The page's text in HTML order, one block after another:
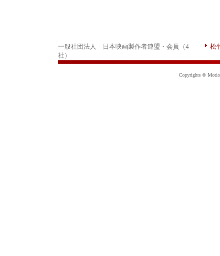
一般社団法人 日本映画製作者連盟・会員（4
社）
松
Copyrights ©